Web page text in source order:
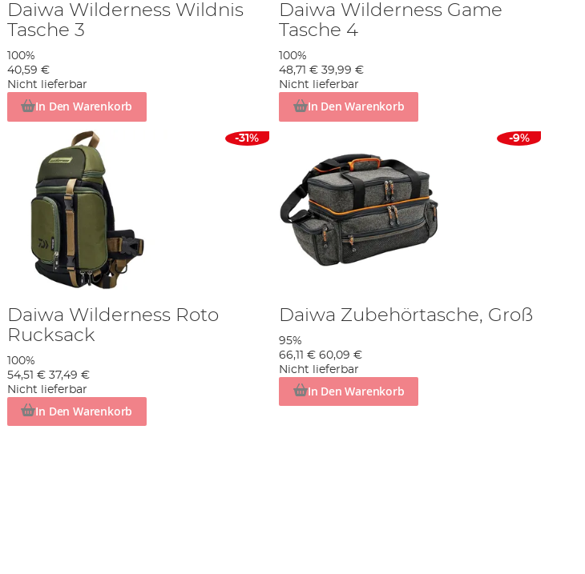
Daiwa Wilderness Wildnis
Tasche 3
100%
40,59 €
Nicht lieferbar
In Den Warenkorb
Daiwa Wilderness Game
Tasche 4
100%
48,71 € 39,99 €
Nicht lieferbar
In Den Warenkorb
-31%
Daiwa Wilderness Roto
Rucksack
100%
54,51 € 37,49 €
Nicht lieferbar
In Den Warenkorb
-9%
Daiwa Zubehörtasche, Groß
95%
66,11 € 60,09 €
Nicht lieferbar
In Den Warenkorb